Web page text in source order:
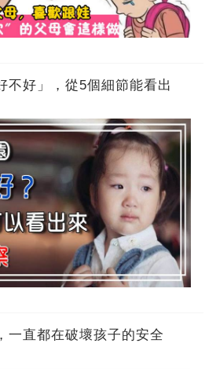
不好」，從5個細節能看出
一直都在破壞孩子的安全